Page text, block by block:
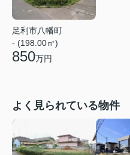
足利市八幡町
- (198.00㎡)
850万円
よく見られている物件